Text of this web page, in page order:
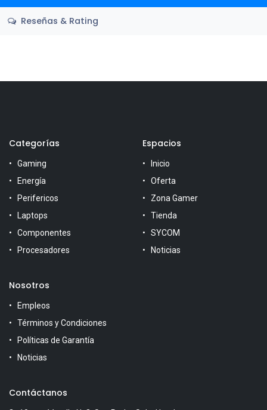
Reseñas & Rating
Categorías
Gaming
Energía
Perifericos
Laptops
Componentes
Procesadores
Espacios
Inicio
Oferta
Zona Gamer
Tienda
SYCOM
Noticias
Nosotros
Empleos
Términos y Condiciones
Políticas de Garantía
Noticias
Contáctanos